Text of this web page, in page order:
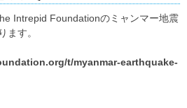
Intrepid Foundationのミャンマー地震
ます。
t/myanmar-earthquake-